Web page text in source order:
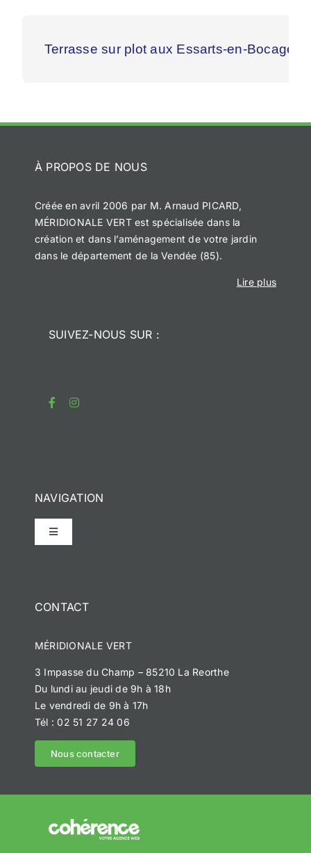
Terrasse sur plot aux Essarts-en-Bocage
À PROPOS DE NOUS
Créée en avril 2006 par M. Arnaud PICARD,
MÉRIDIONALE VERT est spécialisée dans la
création et dans l’aménagement de votre jardin
dans le département de la Vendée (85).
Lire plus
SUIVEZ-NOUS SUR :
NAVIGATION
Toggle
Navigation
Notre histoire
Méridionale Services
Méridionale Environnement
Réalisations
Devis personnalisé
CONTACT
MÉRIDIONALE VERT
3 Impasse du Champ – 85210 La Reorthe
Du lundi au jeudi de 9h à 18h
Le vendredi de 9h à 17h
Tél : 02 51 27 24 06
Nous contacter